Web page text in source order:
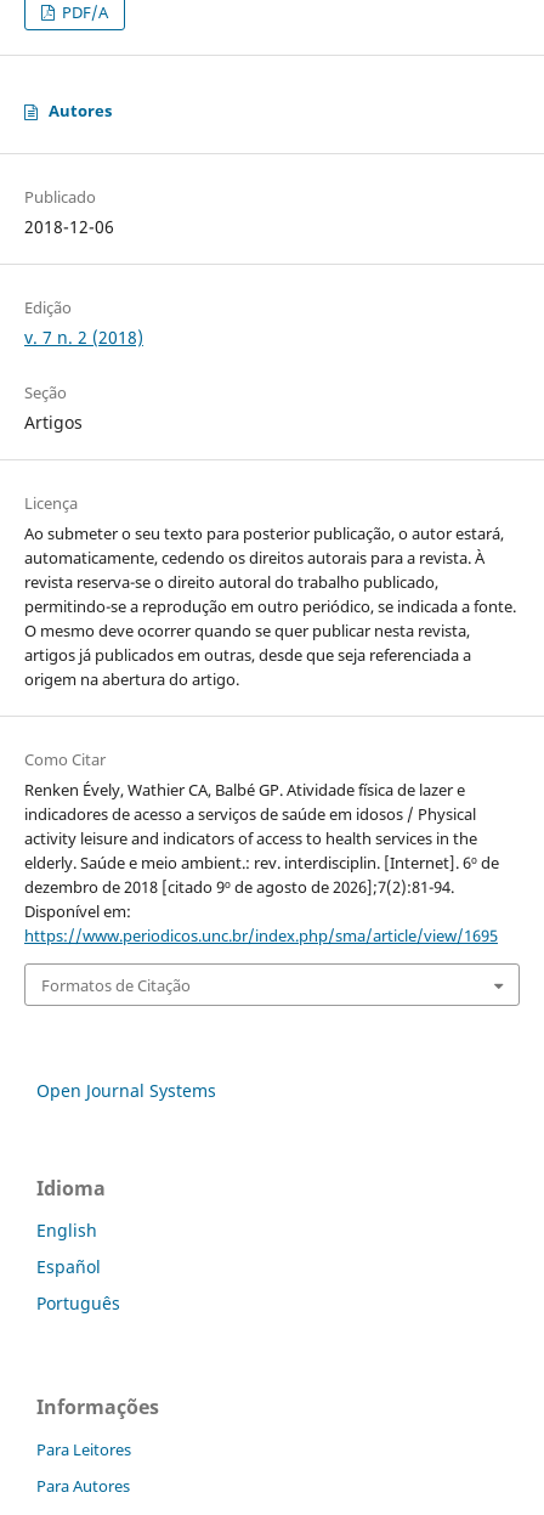
PDF/A
Autores
Publicado
2018-12-06
Edição
v. 7 n. 2 (2018)
Seção
Artigos
Licença
Ao submeter o seu texto para posterior publicação, o autor estará,
automaticamente, cedendo os direitos autorais para a revista. À
revista reserva-se o direito autoral do trabalho publicado,
permitindo-se a reprodução em outro periódico, se indicada a fonte.
O mesmo deve ocorrer quando se quer publicar nesta revista,
artigos já publicados em outras, desde que seja referenciada a
origem na abertura do artigo.
Como Citar
Renken Évely, Wathier CA, Balbé GP. Atividade física de lazer e
indicadores de acesso a serviços de saúde em idosos / Physical
activity leisure and indicators of access to health services in the
elderly. Saúde e meio ambient.: rev. interdisciplin. [Internet]. 6º de
dezembro de 2018 [citado 9º de agosto de 2026];7(2):81-94.
Disponível em:
https://www.periodicos.unc.br/index.php/sma/article/view/1695
Formatos de Citação
Open Journal Systems
Idioma
English
Español
Português
Informações
Para Leitores
Para Autores